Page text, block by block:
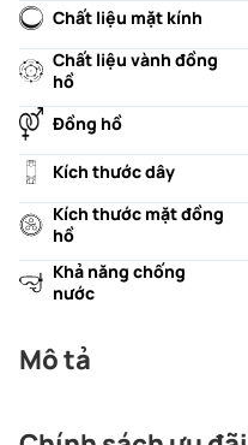
Chất liệu mặt kính
Chất liệu vành đồng
hồ
Đồng hồ
Kích thước dây
Kích thước mặt đồng
hồ
Khả năng chống
nước
Mô tả